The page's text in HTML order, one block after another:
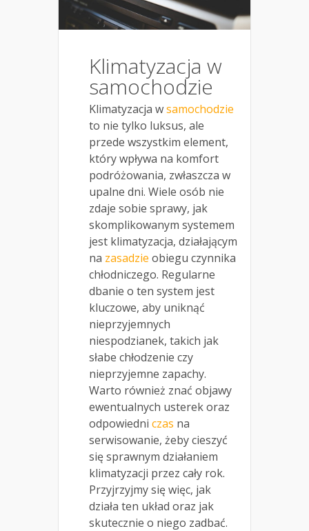
Klimatyzacja w
samochodzie
Klimatyzacja wsamochodzie
to nie tylko luksus, ale
przede wszystkim element,
który wpływa na komfort
podróżowania, zwłaszcza w
upalne dni. Wiele osób nie
zdaje sobie sprawy, jak
skomplikowanym systemem
jest klimatyzacja, działającym
na zasadzie obiegu czynnika
chłodniczego. Regularne
dbanie o ten system jest
kluczowe, aby uniknąć
nieprzyjemnych
niespodzianek, takich jak
słabe chłodzenie czy
nieprzyjemne zapachy.
Warto również znać objawy
ewentualnych usterek oraz
odpowiedni czas na
serwisowanie, żeby cieszyć
się sprawnym działaniem
klimatyzacji przez cały rok.
Przyjrzyjmy się więc, jak
działa ten układ oraz jak
skutecznie o niego zadbać.